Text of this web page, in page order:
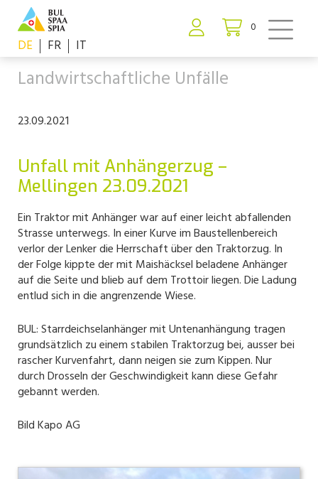
0
DE FR IT
Landwirtschaftliche Unfälle
23.09.2021
Unfall mit Anhängerzug –
Mellingen 23.09.2021
Ein Traktor mit Anhänger war auf einer leicht abfallenden
Strasse unterwegs. In einer Kurve im Baustellenbereich
verlor der Lenker die Herrschaft über den Traktorzug. In
der Folge kippte der mit Maishäcksel beladene Anhänger
auf die Seite und blieb auf dem Trottoir liegen. Die Ladung
entlud sich in die angrenzende Wiese.
BUL: Starrdeichselanhänger mit Untenanhängung tragen
grundsätzlich zu einem stabilen Traktorzug bei, ausser bei
rascher Kurvenfahrt, dann neigen sie zum Kippen. Nur
durch Drosseln der Geschwindigkeit kann diese Gefahr
gebannt werden.
Bild Kapo AG